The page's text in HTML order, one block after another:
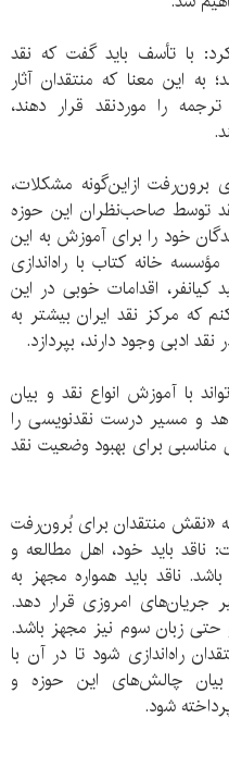
با تأسف باید گفت که نقد
این معنا که منتقدان آثار
را موردنقد قرار دهند،
ازاین‌گونه مشکلات،
توسط صاحب‌نظران این حوزه
خود را برای آموزش به این
مؤسسه خانه کتاب با راه‌اندازی
اقدامات خوبی در این
که مرکز نقد ایران بیشتر به
ادبی وجود دارند، بپردازد.
با آموزش انواع نقد و بیان
و مسیر درست نقدنویسی را
برای بهبود وضعیت نقد
«نقش منتقدان برای بُرون‌رفت
باید خود، اهل مطالعه و
ناقد باید همواره مجهز به
جریان‌های امروزی قرار دهد.
حتی زبان سوم نیز مجهز باشد.
راه‌اندازی شود تا در آن با
چالش‌های این حوزه و
شود.